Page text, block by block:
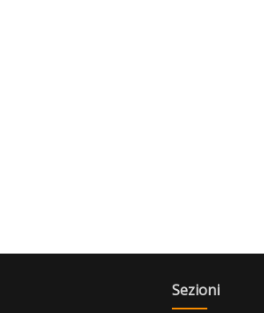
Sezioni